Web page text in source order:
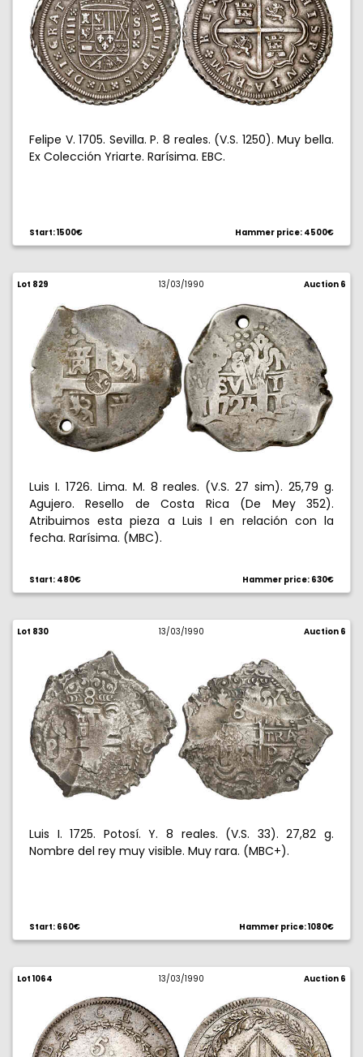
Felipe V. 1705. Sevilla. P. 8 reales. (V.S. 1250). Muy bella.
Ex Colección Yriarte. Rarísima. EBC.
Start: 1500€ Hammer price: 4500€
Lot 829 13/03/1990 Auction 6
Luis I. 1726. Lima. M. 8 reales. (V.S. 27 sim). 25,79 g.
Agujero. Resello de Costa Rica (De Mey 352).
Atribuimos esta pieza a Luis I en relación con la
fecha. Rarísima. (MBC).
Start: 480€ Hammer price: 630€
Lot 830 13/03/1990 Auction 6
Luis I. 1725. Potosí. Y. 8 reales. (V.S. 33). 27,82 g.
Nombre del rey muy visible. Muy rara. (MBC+).
Start: 660€ Hammer price: 1080€
Lot 1064 13/03/1990 Auction 6